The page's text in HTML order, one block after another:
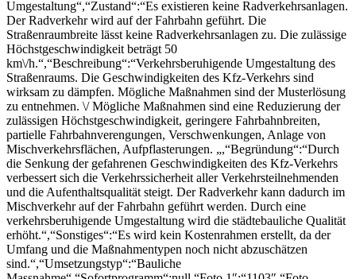
Umgestaltung“,“Zustand“:“Es existieren keine Radverkehrsanlagen.
Der Radverkehr wird auf der Fahrbahn geführt. Die
Straßenraumbreite lässt keine Radverkehrsanlagen zu. Die zulässige
Höchstgeschwindigkeit beträgt 50
km\/h.“,“Beschreibung“:“Verkehrsberuhigende Umgestaltung des
Straßenraums. Die Geschwindigkeiten des Kfz-Verkehrs sind
wirksam zu dämpfen. Mögliche Maßnahmen sind der Musterlösung
zu entnehmen. \/ Mögliche Maßnahmen sind eine Reduzierung der
zulässigen Höchstgeschwindigkeit, geringere Fahrbahnbreiten,
partielle Fahrbahnverengungen, Verschwenkungen, Anlage von
Mischverkehrsflächen, Aufpflasterungen. „,“Begründung“:“Durch
die Senkung der gefahrenen Geschwindigkeiten des Kfz-Verkehrs
verbessert sich die Verkehrssicherheit aller Verkehrsteilnehmenden
und die Aufenthaltsqualität steigt. Der Radverkehr kann dadurch im
Mischverkehr auf der Fahrbahn geführt werden. Durch eine
verkehrsberuhigende Umgestaltung wird die städtebauliche Qualität
erhöht.“,“Sonstiges“:“Es wird kein Kostenrahmen erstellt, da der
Umfang und die Maßnahmentypen noch nicht abzuschätzen
sind.“,“Umsetzungstyp“:“Bauliche